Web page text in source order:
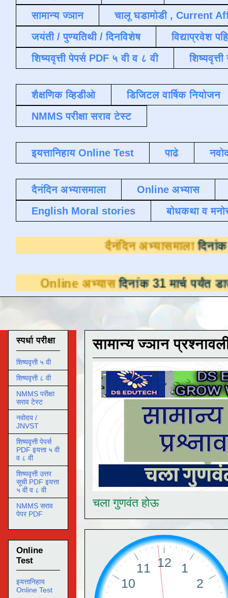
सामान्य ज्ञान
चालू घडामोडी , Current
जयंती / पुण्यतिथी / दिनविशेष
विद्याप्रवेश
शिष्यवृत्ती पेपर्स PDF ५ वी व ८ वी
शैक्षणिक व्हिडीओ
डिजिटल वार्षिक नियोजन
NMMS परीक्षा सराव टेस्ट
इयत्तानिहाय Online Test पाढे
दैनंदिन अभ्यासमाला
Online अभ्यास
English Moral stories
बोधकथा व
दैनंदिन
अभ्यासदिनांक 31 मार्च पर्यंत डाउनलोडसाठी
सामान्य ज्ञान
चला गुणवंत होऊ
स्पर्धा परीक्षा
शिष्यवृत्ती ५ वी
शिष्यवृत्ती ८ वी
NMMS परीक्षा
सराव टेस्ट
नवोदय /
JNVST
शिष्यवृत्ती पेपर्स
PDF इयत्ता ५ वी
व ८ वी
शिष्यवृत्ती उत्तर
सूची PDF इयत्ता
५ वी व ८ वी
NMMS सराव
पेपर PDF
Online
Test
इयत्तानिहाय
Online Test